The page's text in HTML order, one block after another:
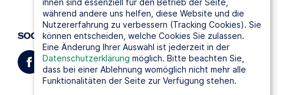
SOCIAL MEDIA
ihnen sind essenziell für den Betrieb der Seite,
während andere uns helfen, diese Website und die
Nutzererfahrung zu verbessern (Tracking Cookies). Sie
können entscheiden, welche Cookies Sie zulassen.
Eine Änderung Ihrer Auswahl ist jederzeit in der
Datenschutzerklärung möglich. Bitte beachten Sie,
dass bei einer Ablehnung womöglich nicht mehr alle
Funktionalitäten der Seite zur Verfügung stehen.